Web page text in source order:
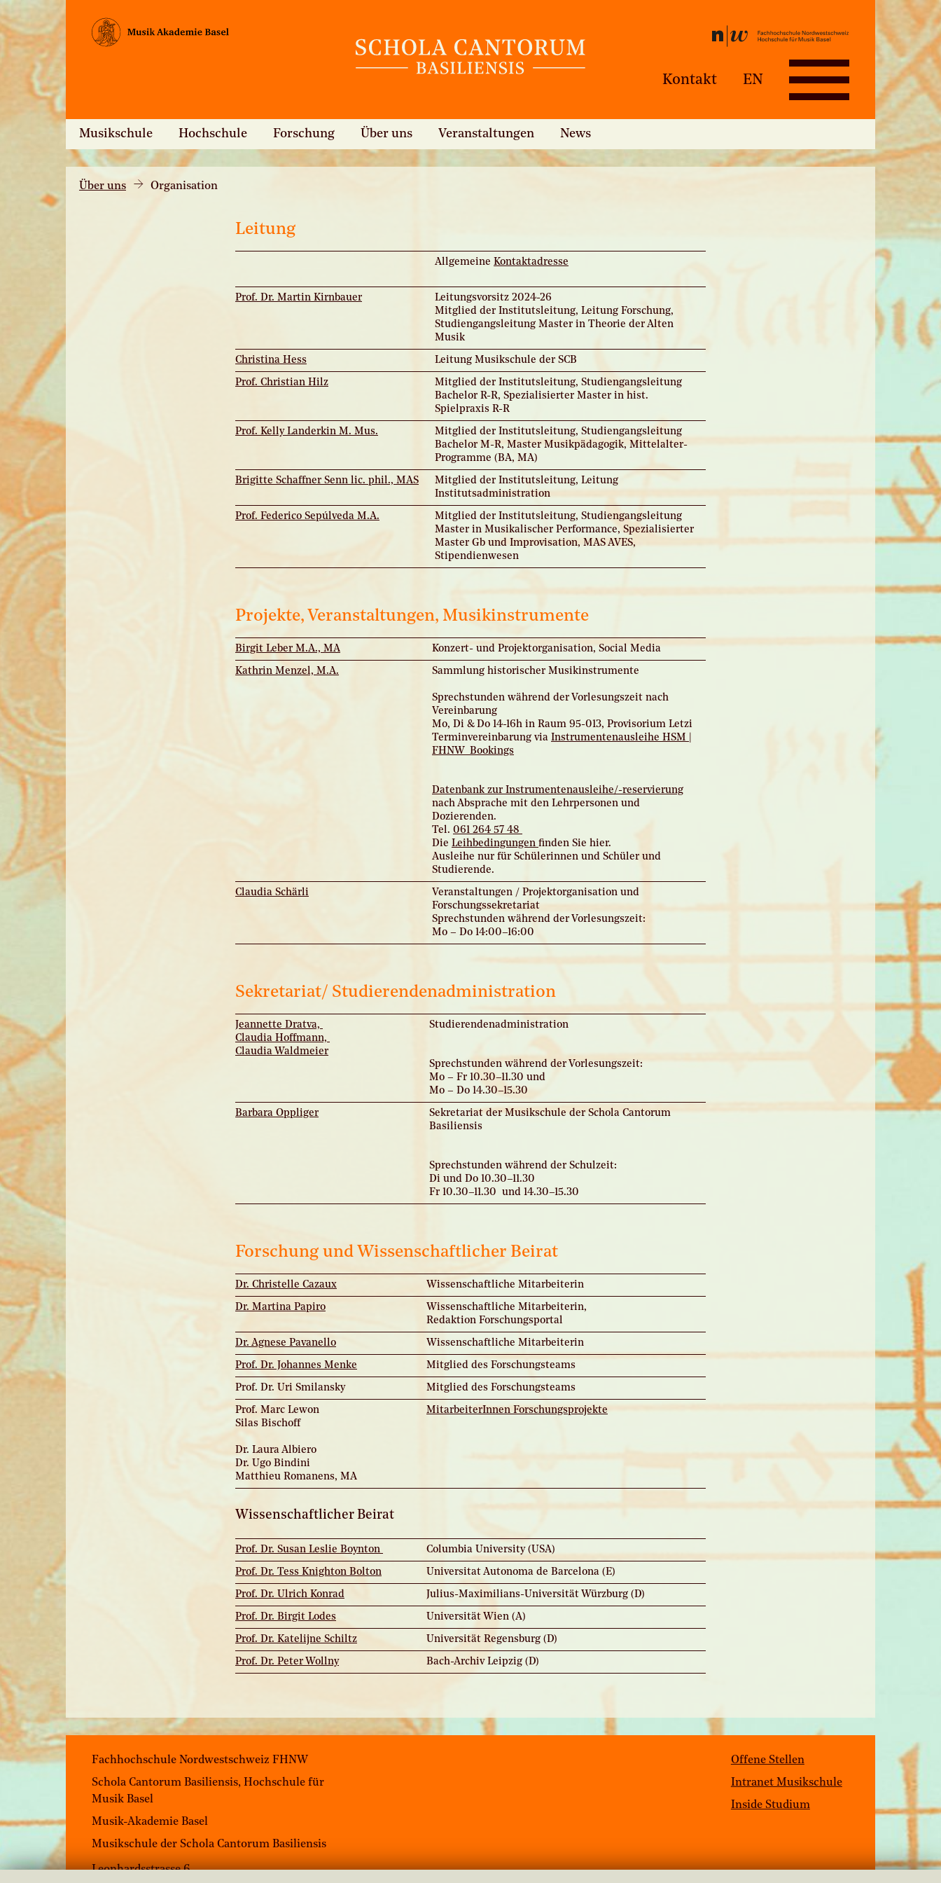
Kontakt EN
Musikschule Hochschule Forschung Über uns Veranstaltungen News
Über uns Organisation
Leitung
Allgemeine Kontaktadresse
Prof. Dr. Martin Kirnbauer
Leitungsvorsitz 2024-26
Mitglied der Institutsleitung, Leitung Forschung,
Studiengangsleitung Master in Theorie der Alten
Musik
Christina Hess Leitung Musikschule der SCB
Prof. Christian Hilz
Mitglied der Institutsleitung, Studiengangsleitung
Bachelor R-R, Spezialisierter Master in hist.
Spielpraxis R-R
Prof. Kelly Landerkin M. Mus.
Mitglied der Institutsleitung, Studiengangsleitung
Bachelor M-R, Master Musikpädagogik, Mittelalter-
Programme (BA, MA)
Brigitte Schaffner Senn lic. phil., MAS
Mitglied der Institutsleitung, Leitung
Institutsadministration
Prof. Federico Sepúlveda M.A.
Mitglied der Institutsleitung, Studiengangsleitung
Master in Musikalischer Performance, Spezialisierter
Master Gb und Improvisation, MAS AVES,
Stipendienwesen
Projekte, Veranstaltungen, Musikinstrumente
Birgit Leber M.A., MA Konzert- und Projektorganisation, Social Media
Kathrin Menzel, M.A. Sammlung historischer Musikinstrumente
Sprechstunden während der Vorlesungszeit nach
Vereinbarung
Mo, Di & Do 14-16h in Raum 95-013, Provisorium Letzi
Terminvereinbarung via Instrumentenausleihe HSM |
FHNW_Bookings
Datenbank zur Instrumentenausleihe/-reservierung
nach Absprache mit den Lehrpersonen und
Dozierenden.
Tel. 061 264 57 48
Die Leihbedingungen finden Sie hier.
Ausleihe nur für Schülerinnen und Schüler und
Studierende.
Claudia Schärli
Veranstaltungen / Projektorganisation und
Forschungssekretariat
Sprechstunden während der Vorlesungszeit:
Mo – Do 14:00–16:00
Sekretariat/ Studierendenadministration
Jeannette Dratva,
Claudia Hoffmann,
Claudia Waldmeier
Studierendenadministration
Sprechstunden während der Vorlesungszeit:
Mo – Fr 10.30–11.30 und
Mo – Do 14.30–15.30
Barbara Oppliger
Sekretariat der Musikschule der Schola Cantorum
Basiliensis
Sprechstunden während der Schulzeit:
Di und Do 10.30–11.30
Fr 10.30–11.30 und 14.30–15.30
Forschung und Wissenschaftlicher Beirat
Dr. Christelle Cazaux Wissenschaftliche Mitarbeiterin
Dr. Martina Papiro
Wissenschaftliche Mitarbeiterin,
Redaktion Forschungsportal
Dr. Agnese Pavanello Wissenschaftliche Mitarbeiterin
Prof. Dr. Johannes Menke Mitglied des Forschungsteams
Prof. Dr. Uri Smilansky Mitglied des Forschungsteams
Prof. Marc Lewon
Silas Bischoff
Dr. Laura Albiero
Dr. Ugo Bindini
Matthieu Romanens, MA
MitarbeiterInnen Forschungsprojekte
Wissenschaftlicher Beirat
Prof. Dr. Susan Leslie Boynton Columbia University (USA)
Prof. Dr. Tess Knighton Bolton Universitat Autonoma de Barcelona (E)
Prof. Dr. Ulrich Konrad Julius-Maximilians-Universität Würzburg (D)
Prof. Dr. Birgit Lodes Universität Wien (A)
Prof. Dr. Katelijne Schiltz Universität Regensburg (D)
Prof. Dr. Peter Wollny Bach-Archiv Leipzig (D)
Fachhochschule Nordwestschweiz FHNW
Schola Cantorum Basiliensis, Hochschule für
Musik Basel
Musik-Akademie Basel
Musikschule der Schola Cantorum Basiliensis
Leonhardsstrasse 6
Offene Stellen
Intranet Musikschule
Inside Studium